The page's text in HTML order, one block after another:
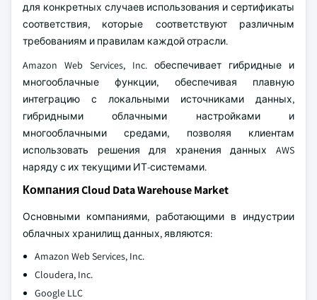
для конкретных случаев использования и сертификаты
соответствия, которые соответствуют различным
требованиям и правилам каждой отрасли.
Amazon Web Services, Inc. обеспечивает гибридные и
многооблачные функции, обеспечивая плавную
интеграцию с локальными источниками данных,
гибридными облачными настройками и
многооблачными средами, позволяя клиентам
использовать решения для хранения данных AWS
наряду с их текущими ИТ-системами.
Компания Cloud Data Warehouse Market
Основными компаниями, работающими в индустрии
облачных хранилищ данных, являются:
Amazon Web Services, Inc.
Cloudera, Inc.
Google LLC